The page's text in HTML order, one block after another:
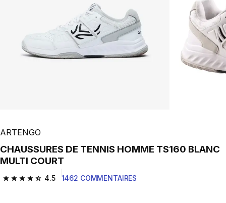
ARTENGO
CHAUSSURES DE TENNIS HOMME TS160 BLANC
MULTI COURT
4.5
4.5 out of 5 stars from 1462 reviews
1462 COMMENTAIRES